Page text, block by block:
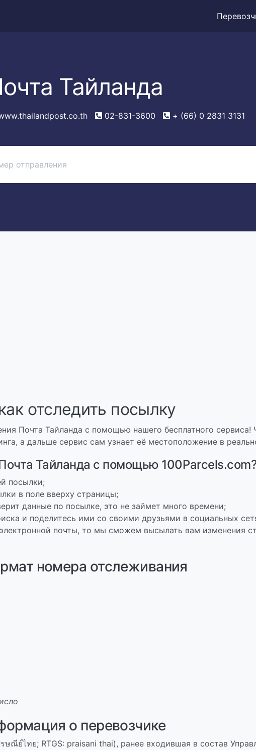
Тайланда
02-831-3600 + (66) 0 2831 3131
отследить посылку
Почта Тайланда с помощью нашего бесплатного
а дальше сервис сам узнает её местоположение в
Тайланда с помощью
посылки;
в поле вверху страницы;
данные по посылке, это не займет много времени;
и поделитесь ими со своими друзьями в социальных
почты, то мы сможем высылать вам изменения
номера отслеживания
о перевозчике
ษณีย์ไทย; RTGS: praisani thai), ранее входившая в состав